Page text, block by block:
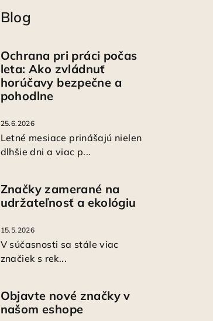
Blog
Ochrana pri práci počas
leta: Ako zvládnuť
horúčavy bezpečne a
pohodlne
25.6.2026
Letné mesiace prinášajú nielen
dlhšie dni a viac p...
Značky zamerané na
udržateľnosť a ekológiu
15.5.2026
V súčasnosti sa stále viac
značiek s rek...
Objavte nové značky v
našom eshope